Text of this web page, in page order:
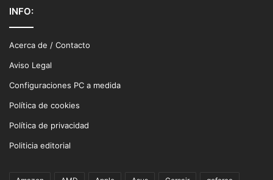
INFO:
Acerca de / Contacto
Aviso Legal
Configuraciones PC a medida
Política de cookies
Política de privacidad
Politicia editorial